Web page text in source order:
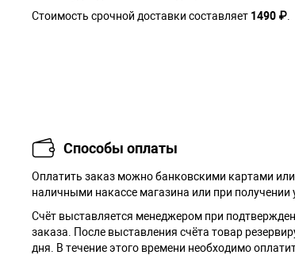
Стоимость срочной доставки составляет 1490 ₽
Способы оплаты
Оплатить заказ можно банковскими картами или
наличными накассе магазина или при получении
Cчёт выставляется менеджером при
заказа. После выставления счёта товар
дня. В течение этого времени необходимо